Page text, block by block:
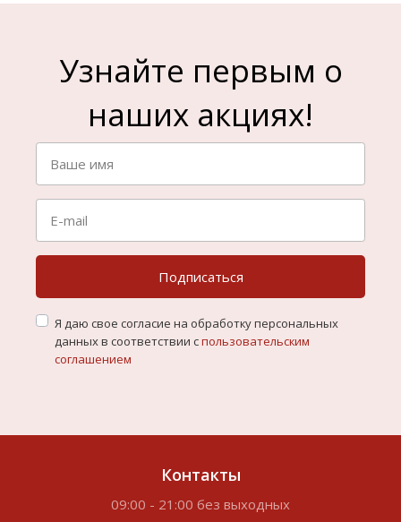
Узнайте первым о
наших акциях!
Подписаться
Я даю свое согласие на обработку персональных
данных в соответствии спользовательским
соглашением
Контакты
09:00 - 21:00 без выходных